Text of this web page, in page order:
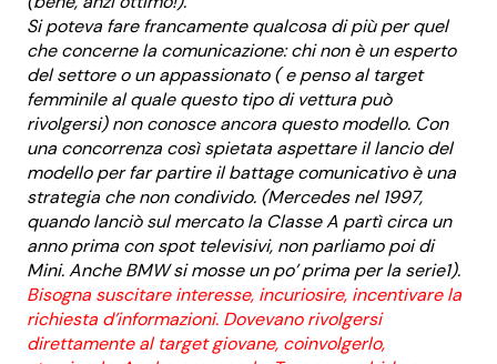
Si poteva fare francamente qualcosa di più per quel
che concerne la comunicazione: chi non è un esperto
del settore o un appassionato ( e penso al target
femminile al quale questo tipo di vettura può
rivolgersi) non conosce ancora questo modello. Con
una concorrenza così spietata aspettare il lancio del
modello per far partire il battage comunicativo è una
strategia che non condivido. (Mercedes nel 1997,
quando lanciò sul mercato la Classe A partì circa un
anno prima con spot televisivi, non parliamo poi di
Mini. Anche BMW si mosse un po’ prima per la serie1).
Bisogna suscitare interesse, incuriosire, incentivare la
richiesta d’informazioni. Dovevano rivolgersi
direttamente al target giovane, coinvolgerlo,